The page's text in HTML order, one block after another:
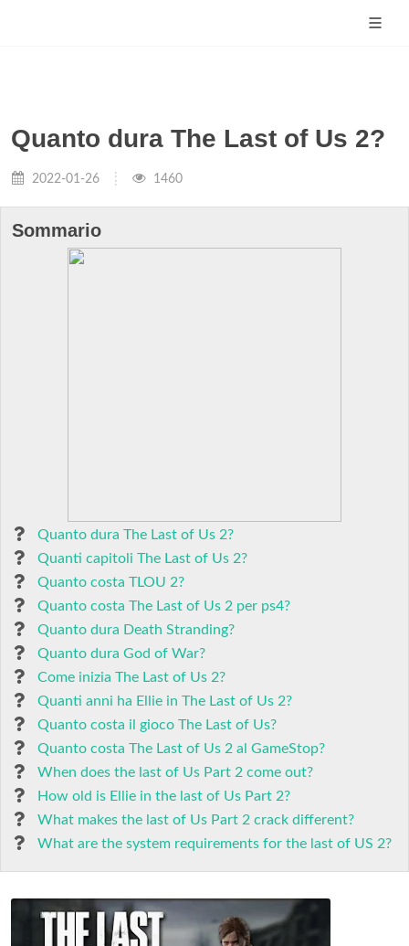
Quanto dura The Last of Us 2?
2022-01-26 1460
Sommario
Quanto dura The Last of Us 2?
Quanti capitoli The Last of Us 2?
Quanto costa TLOU 2?
Quanto costa The Last of Us 2 per ps4?
Quanto dura Death Stranding?
Quanto dura God of War?
Come inizia The Last of Us 2?
Quanti anni ha Ellie in The Last of Us 2?
Quanto costa il gioco The Last of Us?
Quanto costa The Last of Us 2 al GameStop?
When does the last of Us Part 2 come out?
How old is Ellie in the last of Us Part 2?
What makes the last of Us Part 2 crack different?
What are the system requirements for the last of US 2?